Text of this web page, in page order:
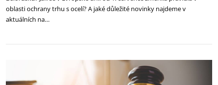
oblasti ochrany trhu s ocelí? A jaké důležité novinky najdeme v
aktuálních na…